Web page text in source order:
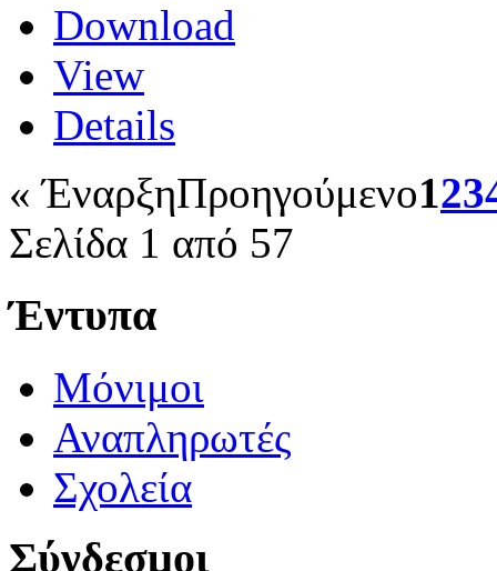
Download
View
Details
«ΈναρξηΠροηγούμενο123
Σελίδα 1 από 57
Έντυπα
Μόνιμοι
Αναπληρωτές
Σχολεία
Σύνδεσμοι